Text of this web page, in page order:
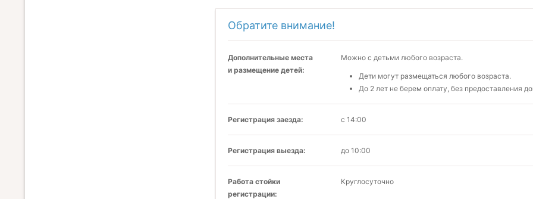
Обратите внимание!
Дополнительные места
и размещение детей:
Можно с детьми любого возраста.
Дети могут размещаться любого возраста.
До 2 лет не берем оплату, без предоставления
Регистрация заезда: с 14:00
Регистрация выезда: до 10:00
Работа стойки
регистрации:
Круглосуточно